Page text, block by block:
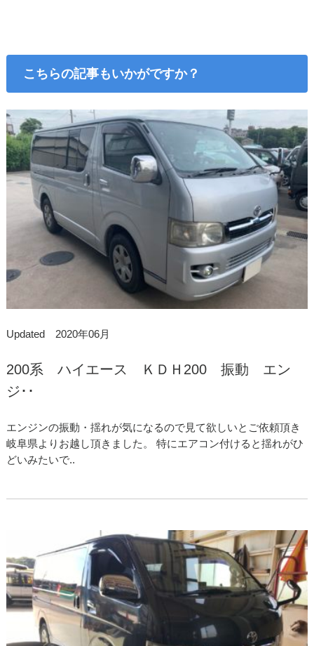
こちらの記事もいかがですか？
Updated 2020年06月
200系 ハイエース ＫＤＨ200 振動 エン
ジ･･
エンジンの振動・揺れが気になるので見て欲しいとご依頼頂き
岐阜県よりお越し頂きました。 特にエアコン付けると揺れがひ
どいみたいで..